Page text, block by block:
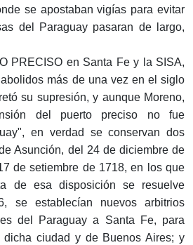
se apostaban vigías para evitar
del Paraguay pasaran de largo,
PRECISO en Santa Fe y la SISA,
más de una vez en el siglo
su supresión, y aunque Moreno,
del puerto preciso no fue
en verdad se conservan dos
Asunción, del 24 de diciembre de
de setiembre de 1718, en los que
de esa disposición se resuelve
se establecían nuevos arbitrios
del Paraguay a Santa Fe, para
ciudad y de Buenos Aires; y